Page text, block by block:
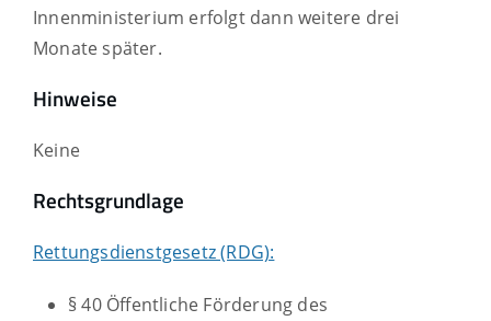
Innenministerium erfolgt dann weitere drei
Monate später.
Hinweise
Keine
Rechtsgrundlage
Rettungsdienstgesetz (RDG):
§ 40 Öffentliche Förderung des